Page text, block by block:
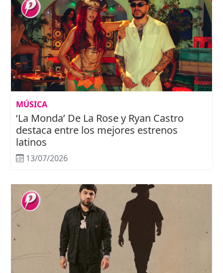
MÚSICA
‘La Monda’ De La Rose y Ryan Castro
destaca entre los mejores estrenos
latinos
13/07/2026